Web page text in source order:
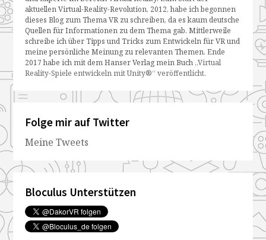
aktuellen Virtual-Reality-Revolution, 2012, habe ich begonnen
dieses Blog zum Thema VR zu schreiben, da es kaum deutsche
Quellen für Informationen zu dem Thema gab. Mittlerweile
schreibe ich über Tipps und Tricks zum Entwickeln für VR und
meine persönliche Meinung zu relevanten Themen. Ende
2017 habe ich mit dem Hanser Verlag mein Buch „Virtual
Reality-Spiele entwickeln mit Unity®“ veröffentlicht.
Folge mir auf Twitter
Meine Tweets
Bloculus Unterstützen